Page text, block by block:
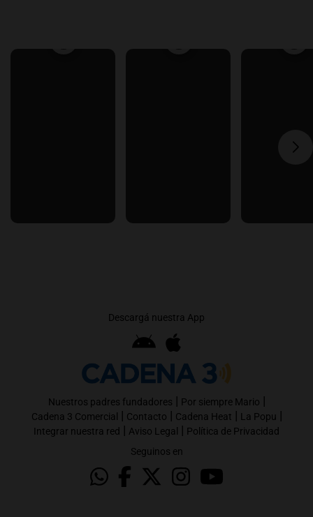
Descargá nuestra App
Nuestros padres fundadores | Por siempre Mario |
Cadena 3 Comercial | Contacto | Cadena Heat | La Popu |
Integrar nuestra red | Aviso Legal | Política de Privacidad
Seguinos en